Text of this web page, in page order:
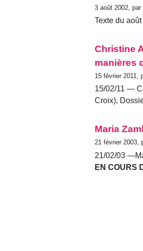
3 août 2002,
Texte du
Christine
manières
15 février 2011,
15/02/11 —
Croix),
Maria
21 février 2003,
21/02/03
EN COURS